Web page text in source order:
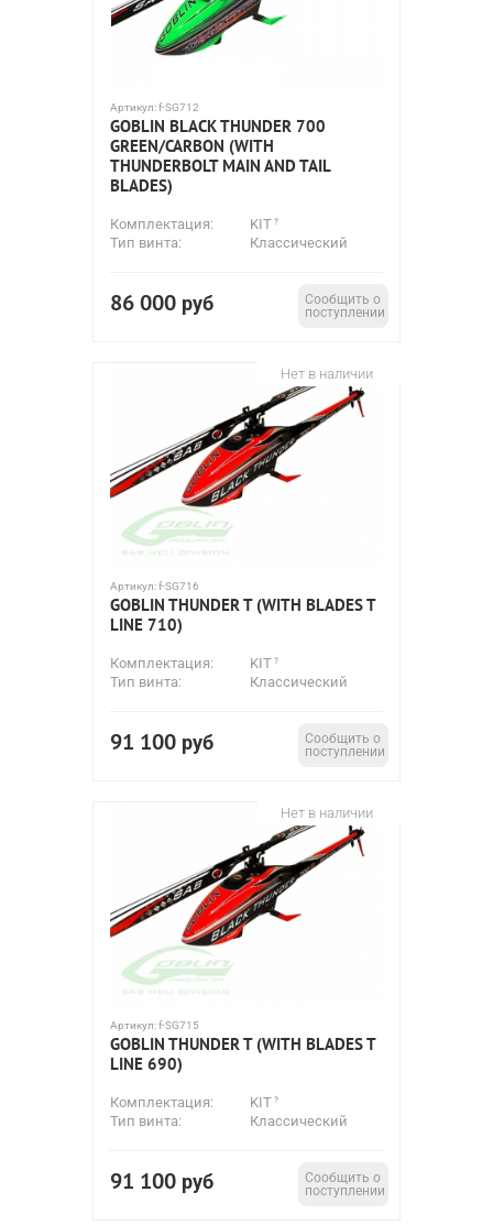
Артикул:f-SG712
GOBLIN BLACK THUNDER 700
GREEN/CARBON (WITH
THUNDERBOLT MAIN AND TAIL
BLADES)
Комплектация:
KIT
Тип винта:
Классический
86 000 руб
Сообщить о
поступлении
Нет в наличии
Артикул:f-SG716
GOBLIN THUNDER T (WITH BLADES T
LINE 710)
Комплектация:
KIT
Тип винта:
Классический
91 100 руб
Сообщить о
поступлении
Нет в наличии
Артикул:f-SG715
GOBLIN THUNDER T (WITH BLADES T
LINE 690)
Комплектация:
KIT
Тип винта:
Классический
91 100 руб
Сообщить о
поступлении